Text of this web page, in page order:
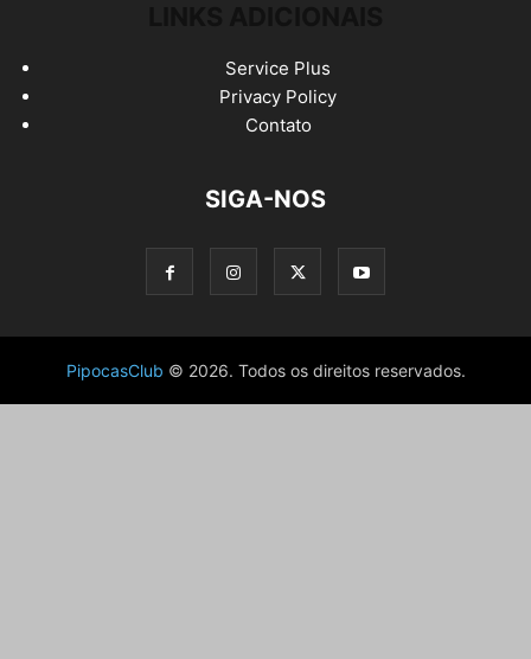
Service Plus
Privacy Policy
Contato
SIGA-NOS
PipocasClub © 2026. Todos os direitos reservados.